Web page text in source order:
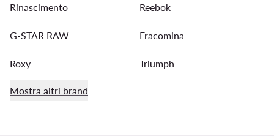
Rinascimento Reebok
G-STAR RAW Fracomina
Roxy Triumph
Mostra altri brand